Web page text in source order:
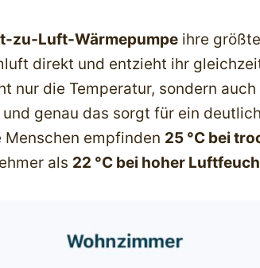
zu-Luft-Wärmepumpe ihre
direkt und entzieht ihr
nur die Temperatur, sondern auch
genau das sorgt für ein
Menschen empfinden 25 °C bei
als 22 °C bei hoher